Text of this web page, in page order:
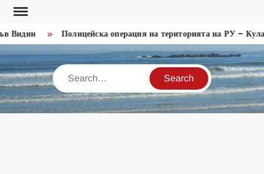
Skip
content
Полицейска операция на територията на РУ – Кула
Search